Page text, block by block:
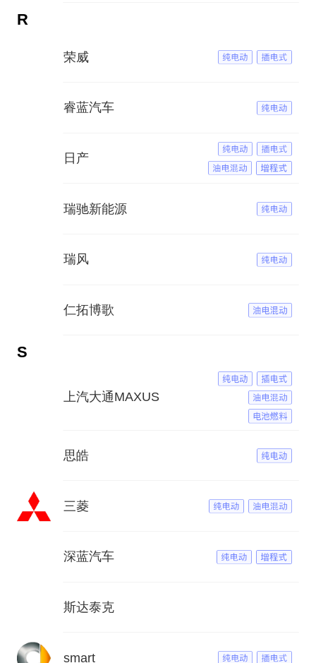
R
荣威
睿蓝汽车
日产
瑞驰新能源
瑞风
仁拓博歌
S
上汽大通MAXUS
思皓
三菱
深蓝汽车
斯达泰克
smart